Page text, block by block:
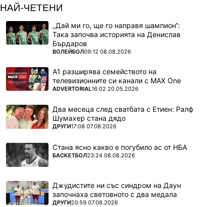
НАЙ-ЧЕТЕНИ
„Дай ми го, ще го направя шампион“:
Така започва историята на Денислав
Бърдаров
ПОВЕЧЕ ОТ
ВОЛЕЙБОЛ09:12 08.08.2026
А1 разширява семейството на
телевизионните си канали с MAX One
ПОВЕЧЕ ОТ
ADVERTORIAL16:02 20.05.2026
Два месеца след сватбата с Етиен: Ралф
Шумахер стана дядо
ПОВЕЧЕ ОТ
ДРУГИ17:08 07.08.2026
Стана ясно какво е погубило ас от НБА
ПОВЕЧЕ ОТ
БАСКЕТБОЛ23:24 08.08.2026
Джудистите ни със синдром на Даун
започнаха световното с два медала
ПОВЕЧЕ ОТ
ДРУГИ20:59 07.08.2026